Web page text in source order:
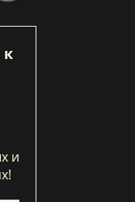
к
и